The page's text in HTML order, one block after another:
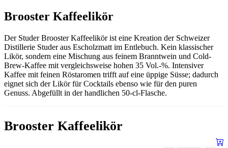
Brooster Kaffeelikör
Der Studer Brooster Kaffeelikör ist eine Kreation der Schweizer
Distillerie Studer aus Escholzmatt im Entlebuch. Kein klassischer
Likör, sondern eine Mischung aus feinem Branntwein und Cold-
Brew-Kaffee mit vergleichsweise hohen 35 Vol.-%. Intensiver
Kaffee mit feinen Röstaromen trifft auf eine üppige Süsse; dadurch
eignet sich der Likör für Cocktails ebenso wie für den puren
Genuss. Abgefüllt in der handlichen 50-cl-Flasche.
Brooster Kaffeelikör